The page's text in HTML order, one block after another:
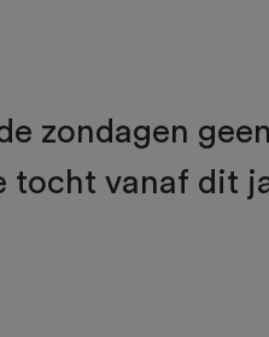
zondagen geen
tocht vanaf dit